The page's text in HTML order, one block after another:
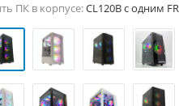
ПК в корпусе:CL120B c одним